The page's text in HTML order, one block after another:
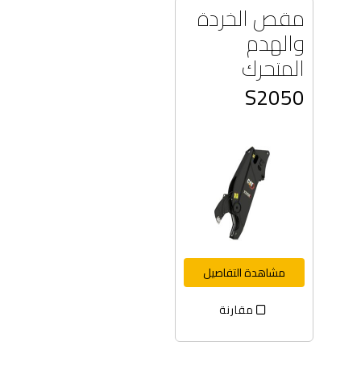
مقص الخردة
والهدم
المتحرك
S2050
مشاهدة التفاصيل
مقارنة